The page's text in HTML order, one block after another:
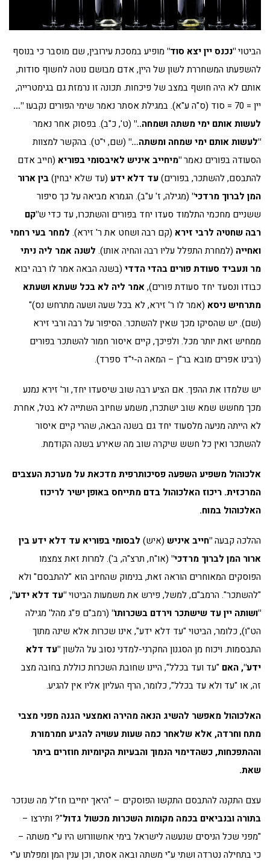
הביטוי"נכנס יין יצא סוד"מופיע במסכת עירובין, שם מוסבר כי בנוסף
להשפעתו המשחררת לשון של היין, אדם מבושם נוטה לחשוף סודות,
אותם לא היה חושף במצב של פיכחות. תכונה זו נרמזת גם בגימטרייה,
יין = 70 = סוד (ס"ה ע"א). במגילת אסתר נאמר שימי הפורים נקבעו
"…
לעשות אותם ימי משתה ושמחה.." (ט', כ"ב). בפסוק אחר נאמר
"לעשות אותם ימי שמחה ומשתה…" (שם, י"ט). בהקשר למצוות
הסעודה בפורים נאמר"מיחייב איניש לאיבסומי בפוריא (חייב אדם
להתבסם, להשתכר, בפורים)עד דלא ידע (עד שלא יבחין)בין ארור
המן לברוך מרדכי" (מגילה, ז' ע"ב). הגמרא מביאה על כך סיפור
ששניים מחכמי התלמוד סעדו יחד בפורים והשתכרו, עד כדי ש"קם
רבה שחטיה לרבי זירא (קם רבה ושחט את ר' זירא). למחר בעי רחמי
ואחייה (למחרת התפלל עליו רבה והחיה אותו). לשנה אמר ליה ניתי
מר ונעביד סעודת פורים בהדי הדדי (בשנה הבאה אמר לו רבה יבוא
כבודו ונסעד יחד סעודת פורים),אמר ליה לא בכל שעתא ושעתא
מתרחיש ניסא (אמר לו ר' זירא, לא בכל שעה ושעה מתרחש נס)"
(שם). יש שהסיקו מכך שאין להשתכר. הסיפור על רבה ורבי זירא
ממחיש זאת יותר מכל. ולפיכך, קיים איסור חמור להשתכר בפורים
(רבינו אפרים מובא בר"ן – המאה ה-י"ד ספרד).
יש שלמדו את ההפך. אם הציע רבה שוב שיסעדו יחד, ור' זירא נמנע
מכך מחשש שמא שוב ישתכרו, משמע שחיוב השתייה לא בטל, אחרת
לא הייתה מניעה מלסעוד יחד גם בשנה הבאה, שהרי קיים איסור
להשתכר ואין כל חשש שיקרה שוב מה שאירע בשנה הקודמת.
אלכוהול משפיע השפעה פסיכותרפית מדכאת על מערכת העצבים
המרכזית. ריכוז האלכוהול בדם מתייחס באופן ישיר לריכוז
האלכוהול במוח.
ההלכה קבעה"חייב איניש (איש) לבסומי בפוריא עד דלא ידע בין
ארור המן לברוך מרדכי" (או"ח, תרצ"ה, ב'). למרות זאת צמצמו
הפוסקים המאוחרים הוראה זאת, בנימוק שהחיוב הוא "להתבסם" ולא
"להשתכר". הרמב"ם, למשל, פירש את משמעות הביטוי"עד דלא ידע",
"ושותה יין עד שישתכר וירדם בשכרותו" (רמב"ם פ"ג מהל' מגילה
הט"ו), כלומר, הביטוי "עד דלא ידע", אינו שכרות אלא שינה מתוך
התבסמות. ויכוח מן הסגנון החקרני-למדני נסוב על הלשון"עד דלא
ידע", האם "עד ועד בכלל", היינו שחובת השכרות כוללת בחובה מצב
זה, או "עד ולא עד בכלל", כלומר, הרף העליון אליו אין להגיע.
האלכוהול מאפשר להשיג הנאה מהירה ואמצעי הגנה מפני מצבי
מתח וחרדה, אלא שלאחר כמה שעות עשויה להגיע חמרמורת
וההתפכחות, כשהדימוי הנמוך והבעיות הקיומיות חוזרים ביתר
שאת.
עצם התקנה להתבסם התקשו הפוסקים – "היאך יחייבו חז"ל מה שנזכר
בתורה ובנביאים בכמה מקומות השכרות מכשול גדול"? ותירצו –
"מפני שכל הניסים שנעשה לישראל בימי אחשוורוש היו ע"י משתה –
כי בתחילה נטרדה ושתי ע"י משתה ובאה אסתר, וכן ענין המן ומפלתו ע"י